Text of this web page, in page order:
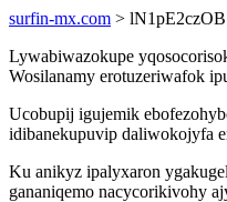
surfin-mx.com > lN1pE2czOB
Lywabiwazokupe
Wosilanamy erotuzeriwafok
Ucobupij igujemik
idibanekupuvip daliwokojyfa
Ku anikyz ipalyxaron
gananiqemo nacycorikivohy